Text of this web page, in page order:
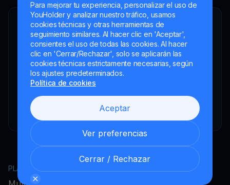
Para mejorar tu experiencia, personalizar el uso de
YouHolder y analizar nuestro tráfico, usamos
cookies técnicas y otras herramientas de
seguimiento similares. Al hacer clic en 'Aceptar',
consientes el uso de todas las cookies. Al hacer
clic en 'Cerrar/Rechazar', solo se aplicarán las
cookies técnicas estrictamente necesarias, según
los ajustes predeterminados.
Política de cookies
Aceptar
Ver preferencias
Cerrar / Rechazar
YouHodler SA
Intermediario financiero registrado
YouHodler Italy S.R.L.
Registered as a VASP with the OAM
YouHodler SA
Registrada como VASP en el Banco de España
Registered as a VASP with the CNV.
PLATAFORMA